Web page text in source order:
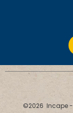
©2026 Incape -